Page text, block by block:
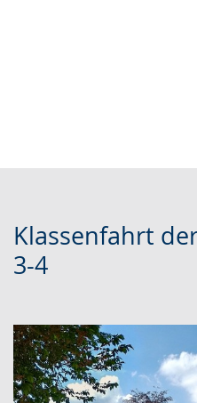
Klassenfahrt
3-4